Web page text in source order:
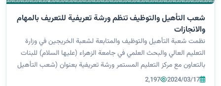
شعب التأهيل والتوظيف تنظم ورشة تعريفية للتعريف بالمهام
والانجازات
نظمت شعبة التأهيل والتوظيف والمتابعة لشعبة الخريجين في وزارة
التعليم العالي والبحث العلمي في جامعة الزهراء (عليها السلام) للبنات
بالتعاون مع مركز التعليم المستمر ورشة تعريفية بعنوان (شعب التأهيل
والتوظيف والمتابعة في الجامعات العراقية: المهام والانجازات)، قدمه...
2024/03/17
2,197